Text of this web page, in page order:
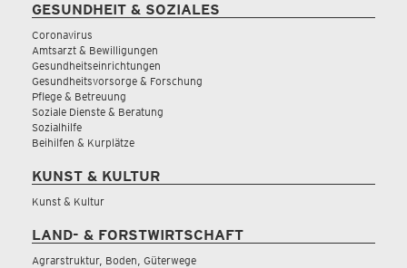
GESUNDHEIT & SOZIALES
Coronavirus
Amtsarzt & Bewilligungen
Gesundheitseinrichtungen
Gesundheitsvorsorge & Forschung
Pflege & Betreuung
Soziale Dienste & Beratung
Sozialhilfe
Beihilfen & Kurplätze
KUNST & KULTUR
Kunst & Kultur
LAND- & FORSTWIRTSCHAFT
Agrarstruktur, Boden, Güterwege